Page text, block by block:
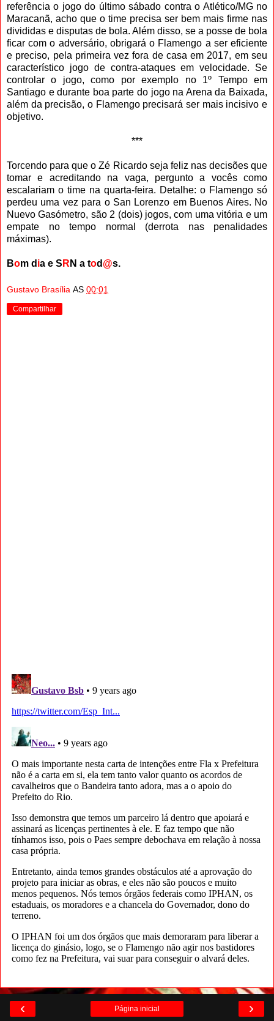
referência o jogo do último sábado contra o Atlético/MG no
Maracanã, acho que o time precisa ser bem mais firme nas
divididas e disputas de bola. Além disso, se a posse de bola
ficar com o adversário, obrigará o Flamengo a ser eficiente
e preciso, pela primeira vez fora de casa em 2017, em seu
característico jogo de contra-ataques em velocidade. Se
controlar o jogo, como por exemplo no 1º Tempo em
Santiago e durante boa parte do jogo na Arena da Baixada,
além da precisão, o Flamengo precisará ser mais incisivo e
objetivo.
***
Torcendo para que o Zé Ricardo seja feliz nas decisões que
tomar e acreditando na vaga, pergunto a vocês como
escalariam o time na quarta-feira. Detalhe: o Flamengo só
perdeu uma vez para o San Lorenzo em Buenos Aires. No
Nuevo Gasómetro, são 2 (dois) jogos, com uma vitória e um
empate no tempo normal (derrota nas penalidades
máximas).
Bom d ia e S R N a tod @s.
Gustavo Brasília AS 00:01
Compartilhar
‹ ›
Página inicial